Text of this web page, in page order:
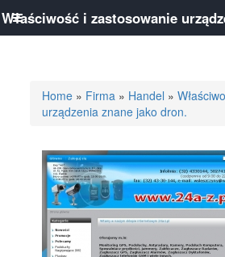
Home » Firma » Handel »
urządzenia znane jako dron.
Właściwość i zastosowanie